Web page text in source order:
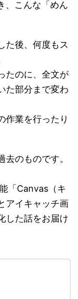
、こんな「めん
た後、何度もス
たのに、全文が
た部分まで変わ
作業を行ったり
のものです。
「Canvas（キ
アイキャッチ画
した話をお届け